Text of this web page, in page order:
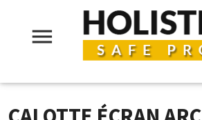
menu